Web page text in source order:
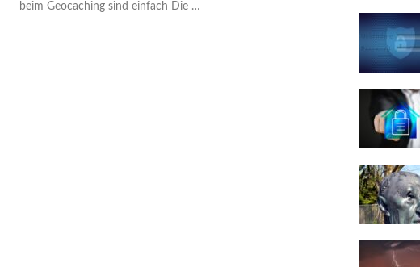
beim Geocaching sind einfach Die …